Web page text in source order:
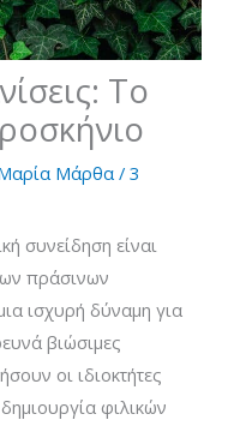
Το
Μάρθα/3
συνείδηση είναι
πράσινων
ισχυρή δύναμη για
βιώσιμες
οι ιδιοκτήτες
φιλικών